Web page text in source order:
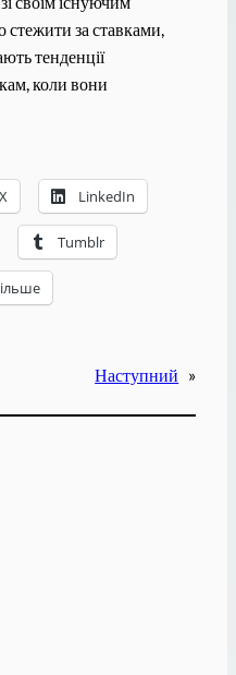
стежити за ставками,
тенденції
коли вони
X LinkedIn
Tumblr
Наступний »